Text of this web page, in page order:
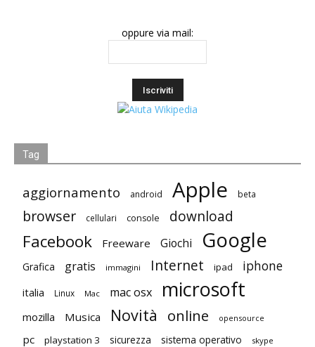
oppure via mail:
Tag
aggiornamento android Apple beta
browser cellulari console download
Facebook Freeware Giochi Google
Grafica gratis immagini Internet ipad iphone
italia Linux Mac mac osx microsoft
mozilla Musica Novità online opensource
pc playstation 3 sicurezza sistema operativo skype